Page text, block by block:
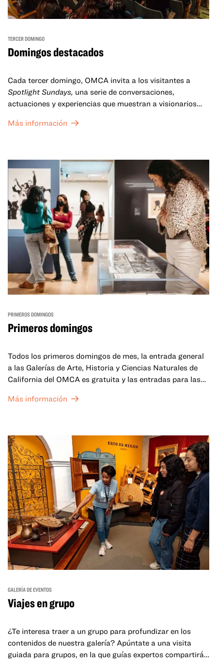
TERCER DOMINGO
Domingos destacados
Cada tercer domingo, OMCA invita a los visitantes a
Spotlight Sundays, una serie de conversaciones,
actuaciones y experiencias que muestran a visionarios
Más información
PRIMEROS DOMINGOS
Primeros domingos
Todos los primeros domingos de mes, la entrada general
a las Galerías de Arte, Historia y Ciencias Naturales de
California del OMCA es gratuita y las entradas para las
a un precio reducido de 6 $.
Más información
GALERÍA DE EVENTOS
Viajes en grupo
¿Te interesa traer a un grupo para profundizar en los
contenidos de nuestra galería? Apúntate a una visita
guiada para grupos, en la que guías expertos compartirán